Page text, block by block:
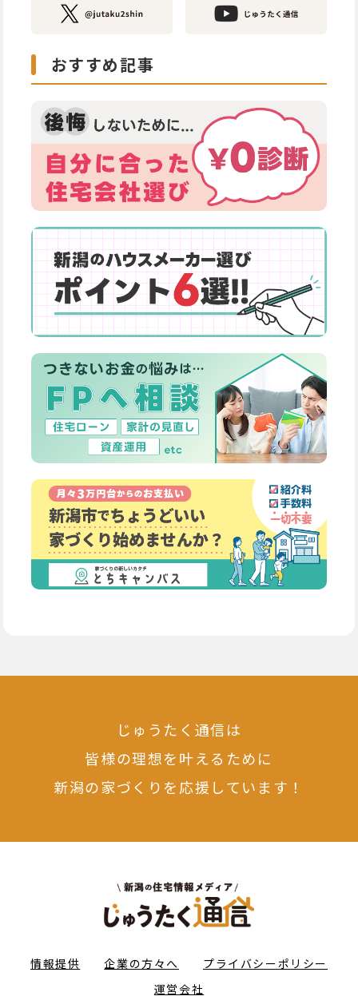
おすすめ記事
じゅうたく通信は
皆様の理想を叶えるために
新潟の家づくりを応援しています！
情報提供 企業の方々へ
プライバシーポリシー
運営会社